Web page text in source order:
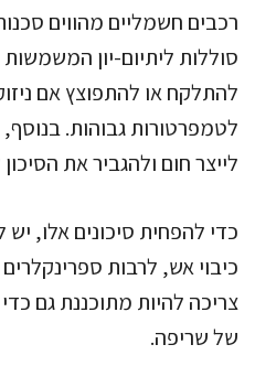
רכבים חשמליים מהווים
סוללות ליתיום-יון
להתלקח או להתפוצץ אם
לטמפרטורות גבוהות.
לייצר חום ולהגביר את
כדי להפחית סיכונים אלו,
כיבוי אש, לרבות
צריכה להיות מתוכננת גם
של שריפה.